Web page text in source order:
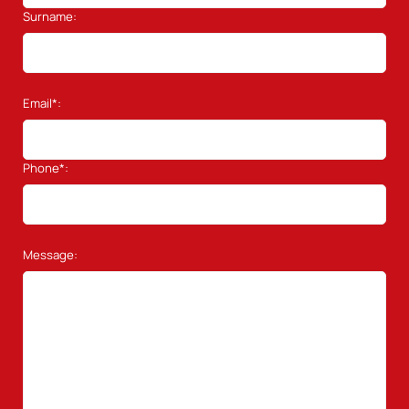
Surname:
Email*:
Phone*:
Message: